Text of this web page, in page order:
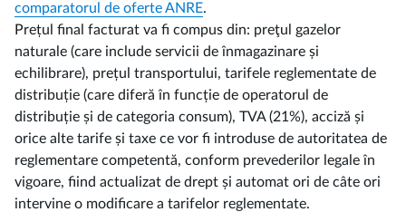
comparatorul de oferte ANRE.
Prețul final facturat va fi compus din: preţul gazelor
naturale (care include servicii de înmagazinare și
echilibrare), prețul transportului, tarifele reglementate de
distribuție (care diferă în funcție de operatorul de
distribuție și de categoria consum), TVA (21%), acciză și
orice alte tarife și taxe ce vor fi introduse de autoritatea de
reglementare competentă, conform prevederilor legale în
vigoare, fiind actualizat de drept și automat ori de câte ori
intervine o modificare a tarifelor reglementate.